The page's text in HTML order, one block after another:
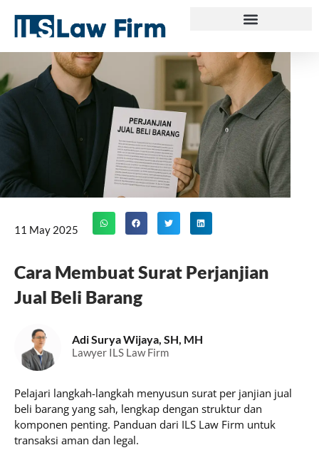
content
11 May 2025
Cara Membuat Surat Perjanjian
Jual Beli Barang
Adi Surya Wijaya, SH, MH
Lawyer ILS Law Firm
Pelajari langkah-langkah menyusun surat per janjian jual
beli barang yang sah, lengkap dengan struktur dan
komponen penting. Panduan dari ILS Law Firm untuk
transaksi aman dan legal.